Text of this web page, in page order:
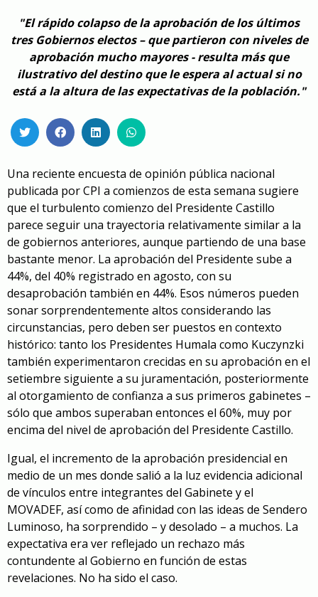
"El rápido colapso de la aprobación de los últimos
tres Gobiernos electos – que partieron con niveles de
aprobación mucho mayores - resulta más que
ilustrativo del destino que le espera al actual si no
está a la altura de las expectativas de la población."
Una reciente encuesta de opinión pública nacional
publicada por CPI a comienzos de esta semana sugiere
que el turbulento comienzo del Presidente Castillo
parece seguir una trayectoria relativamente similar a la
de gobiernos anteriores, aunque partiendo de una base
bastante menor. La aprobación del Presidente sube a
44%, del 40% registrado en agosto, con su
desaprobación también en 44%. Esos números pueden
sonar sorprendentemente altos considerando las
circunstancias, pero deben ser puestos en contexto
histórico: tanto los Presidentes Humala como Kuczynzki
también experimentaron crecidas en su aprobación en el
setiembre siguiente a su juramentación, posteriormente
al otorgamiento de confianza a sus primeros gabinetes –
sólo que ambos superaban entonces el 60%, muy por
encima del nivel de aprobación del Presidente Castillo.
Igual, el incremento de la aprobación presidencial en
medio de un mes donde salió a la luz evidencia adicional
de vínculos entre integrantes del Gabinete y el
MOVADEF, así como de afinidad con las ideas de Sendero
Luminoso, ha sorprendido – y desolado – a muchos. La
expectativa era ver reflejado un rechazo más
contundente al Gobierno en función de estas
revelaciones. No ha sido el caso.